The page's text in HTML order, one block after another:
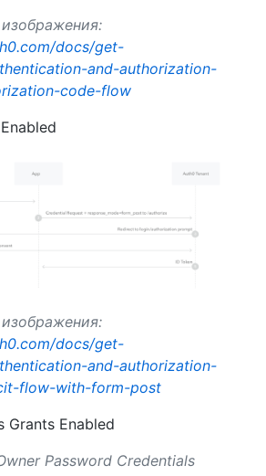
docs/get-
and-authorization-
code-flow
docs/get-
and-authorization-
flow-with-form-post
Grants Enabled
Password Credentials